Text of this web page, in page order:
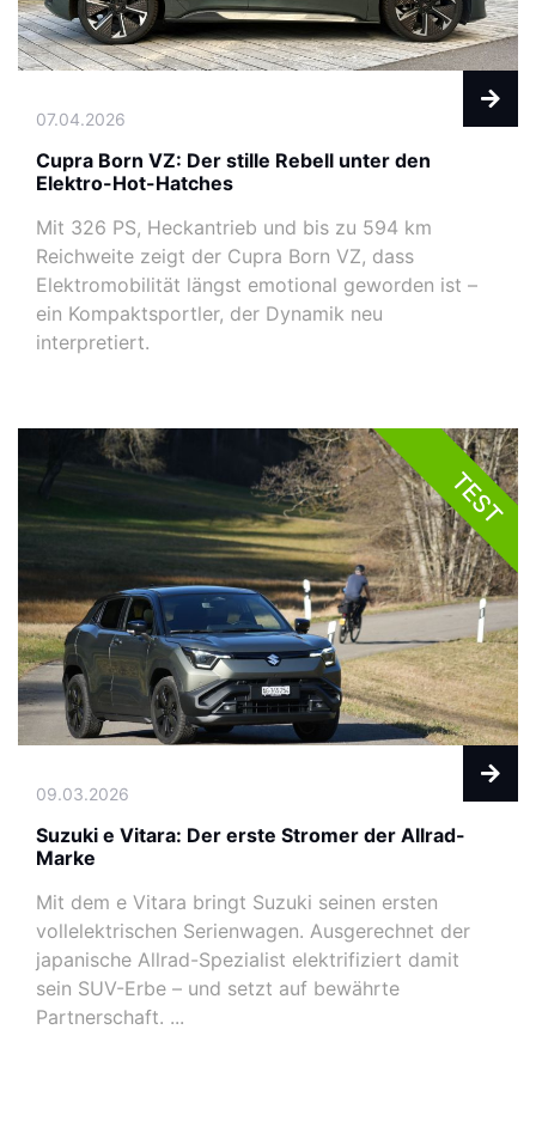
07.04.2026
Cupra Born VZ: Der stille Rebell unter den
Elektro-Hot-Hatches
Mit 326 PS, Heckantrieb und bis zu 594 km
Reichweite zeigt der Cupra Born VZ, dass
Elektromobilität längst emotional geworden ist –
ein Kompaktsportler, der Dynamik neu
interpretiert.
TEST
09.03.2026
Suzuki e Vitara: Der erste Stromer der Allrad-
Marke
Mit dem e Vitara bringt Suzuki seinen ersten
vollelektrischen Serienwagen. Ausgerechnet der
japanische Allrad-Spezialist elektrifiziert damit
sein SUV-Erbe – und setzt auf bewährte
Partnerschaft. ...